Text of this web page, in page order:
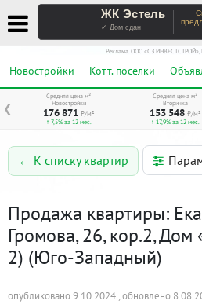
ЖК Эстель
✓ Дом сдан
Реклама. ООО «СЗ ИНВЕСТСТРОЙ»,
Новостройки Котт. посёлки
❮
Средняя цена м²
Новостройки
176 871 ₽/м²
↑ 7,5% за 12 мес.
Средняя цена м²
Вторичка
153 548 ₽/м²
↑ 17,9% за 12 мес.
← К списку квартир
Продажа квартиры:
Громова, 26, кор.2,
2) (Юго-Западный)
опубликовано 9.10.2024 , обновлено